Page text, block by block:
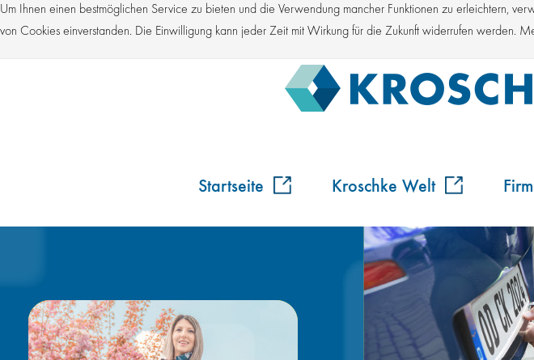
Um Ihnen einen bestmöglichen Service zu bieten und die Verwendung mancher Funktionen zu erleichtern,
von Cookies einverstanden. Die Einwilligung kann jeder Zeit mit Wirkung für die Zukunft widerrufen werden.
Startseite Kroschke Welt